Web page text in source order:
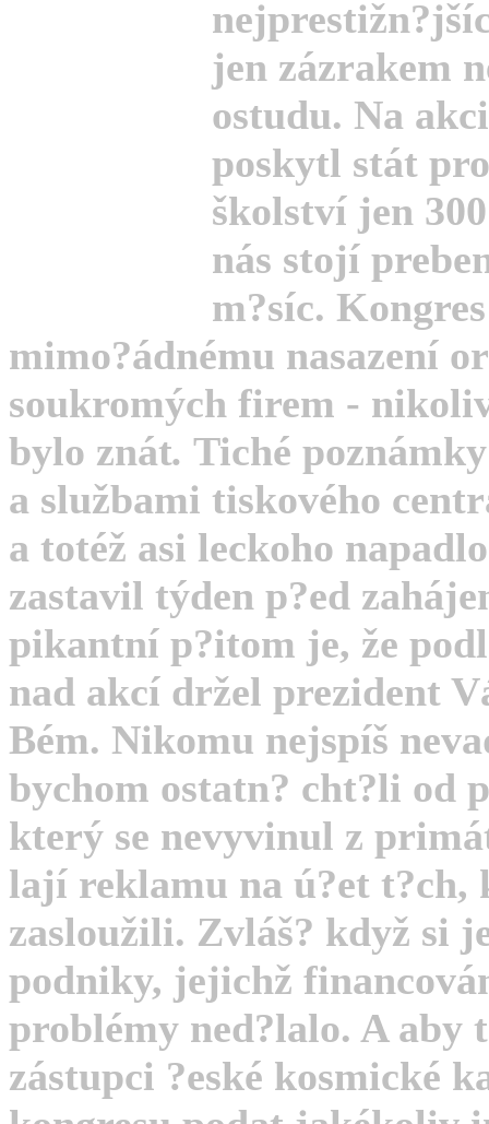
jen zázrakem
ostudu. Na
poskytl stát
školství jen
nás stojí
m?síc.
mimo?ádnému nasazení
soukromých firem -
bylo znát. Tiché
a službami tiskového
a totéž asi leckoho
zastavil týden p?ed
pikantní p?itom je, že
nad akcí držel prezident
Bém. Nikomu nejspíš
bychom ostatn? cht?li od
který se nevyvinul z
lají reklamu na ú?et t?ch,
zasloužili. Zvláš? když si
podniky, jejichž
problémy ned?lalo. A aby
zástupci ?eské kosmické